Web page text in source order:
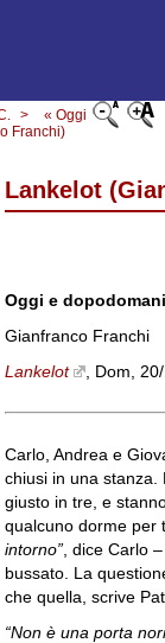
>
« Oggi
Franchi)
Lankelot
Oggi e
Gianfranco Franchi
Lankelot
, Dom,
Carlo, Andrea e
chiusi in una stanza.
giusto in tre, e
qualcuno dorme per
intorno” , dice Carlo
bussato. La
che quella, scrive
“Non è una porta